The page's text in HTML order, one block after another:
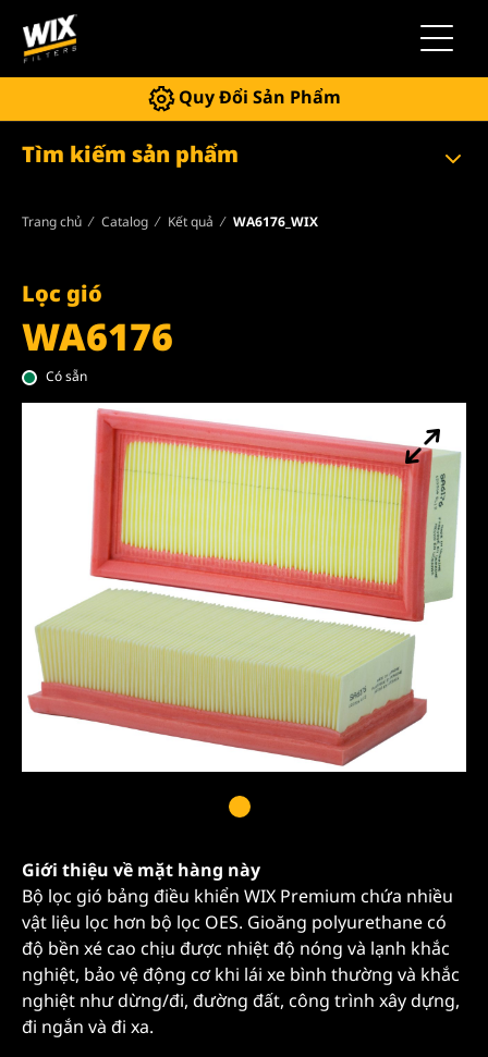
Quy Đổi Sản Phẩm
Tìm kiếm sản phẩm
Trang chủ Catalog Kết quả WA6176_WIX
Lọc gió
WA6176
Có sẵn
Giới thiệu về mặt hàng này
Bộ lọc gió bảng điều khiển WIX Premium chứa nhiều
vật liệu lọc hơn bộ lọc OES. Gioăng polyurethane có
độ bền xé cao chịu được nhiệt độ nóng và lạnh khắc
nghiệt, bảo vệ động cơ khi lái xe bình thường và khắc
nghiệt như dừng/đi, đường đất, công trình xây dựng,
đi ngắn và đi xa.